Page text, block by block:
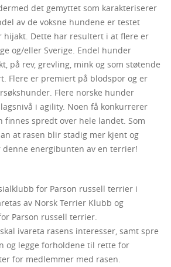
det gemyttet som karakteriserer
av de voksne hundene er testet
hijakt. Dette har resultert i at flere er
og/eller Sverige. Endel hunder
på rev, grevling, mink og som støtende
Flere er premiert på blodspor og er
Flere norske hunder
i agility. Noen få konkurrerer
finnes spredt over hele landet. Som
at rasen blir stadig mer kjent og
energibunten av en terrier!
for Parson russell terrier i
av Norsk Terrier Klubb og
Parson russell terrier.
ivareta rasens interesser, samt spre
og legge forholdene til rette for
for medlemmer med rasen.